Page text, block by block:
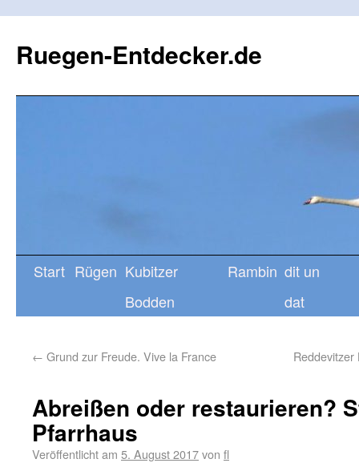
Ruegen-Entdecker.de
Start Rügen Kubitzer
Bodden
Rambin dit un
dat
← Grund zur Freude. Vive la France
Abreißen oder restaurieren?
Pfarrhaus
Veröffentlicht am 5. August 2017von fl